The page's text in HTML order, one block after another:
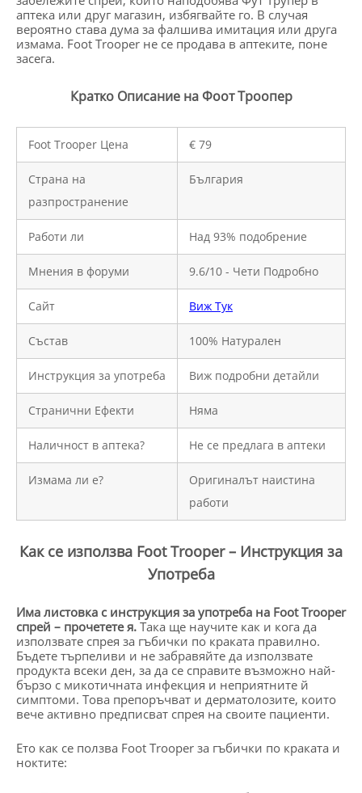
аптека или друг магазин, избягвайте го. В случая
вероятно става дума за фалшива имитация или друга
измама. Foot Trooper не се продава в аптеките, поне
засега.
Кратко Описание на Фоот Трoопер
Foot Trooper Цена € 79
Страна на
разпространение
България
Работи ли Над 93% подобрение
Мнения в форуми 9.6/10 - Чети Подробно
Сайт Виж Тук
Състав 100% Натурален
Инструкция за употреба Виж подробни детайли
Странични Ефекти Няма
Наличност в аптека? Не се предлага в аптеки
Измама ли е?
Оригиналът наистина
работи
Как се използва Foot Trooper – Инструкция за
Употреба
Има листовка с инструкция за употреба на Foot Trooper
спрей – прочетете я. Така ще научите как и кога да
използвате спрея за гъбички по краката правилно.
Бъдете търпеливи и не забравяйте да използвате
продукта всеки ден, за да се справите възможно най-
бързо с микотичната инфекция и неприятните й
симптоми. Това препоръчват и дерматолозите, които
вече активно предписват спрея на своите пациенти.
Ето как се ползва Foot Trooper за гъбички по краката и
ноктите: